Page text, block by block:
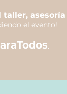
taller, asesoría
el evento!
.